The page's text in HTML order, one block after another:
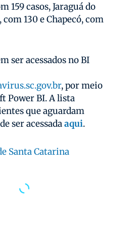
159 casos, Jaraguá do
com 130 e Chapecó, com
ser acessados no BI
, por meio
Power BI. A lista
que aguardam
ser acessadaaqui.
Santa Catarina